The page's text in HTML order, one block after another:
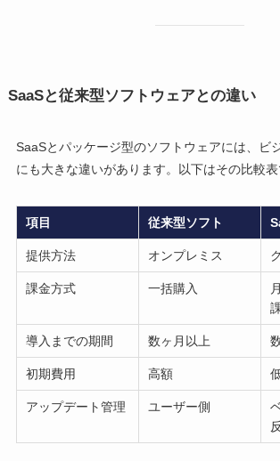
SaaSと従来型ソフトウェアとの違い
SaaSとパッケージ型のソフトウェアには、ビ
にも大きな違いがあります。以下はその比較表
項目 従来型ソフト
提供方法 オンプレミス
課金方式 一括購入
導入までの期間 数ヶ月以上
初期費用 高額
アップデート管理 ユーザー側